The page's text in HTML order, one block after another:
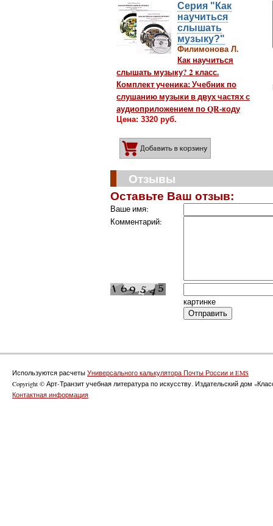
Серия "Как
научиться
слышать
музыку?"
Филимонова Л.
Как научиться
слышать музыку? 2 класс.
Комплект ученика: Учебник по
слушанию музыки в двух частях с
аудиоприложением по QR-коду
Цена: 3320 руб.
Отзывы
Оставьте Ваш отзыв:
Ваше имя:
Комментарий:
картинке
Используются расчеты Универсального калькулятора Почты России и EMS
Copyright © Арт-Транзит учебная литература по искусству. Издательский дом
Контактная информация